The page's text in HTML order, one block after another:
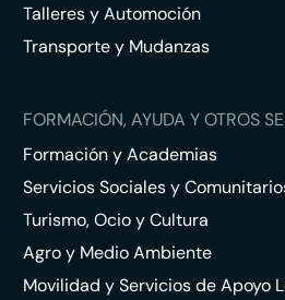
Talleres y Automoción
Transporte y Mudanzas
FORMACIÓN, AYUDA Y OTROS
Formación y Academias
Servicios Sociales y
Turismo, Ocio y Cultura
Agro y Medio Ambiente
Movilidad y Servicios de Apoyo